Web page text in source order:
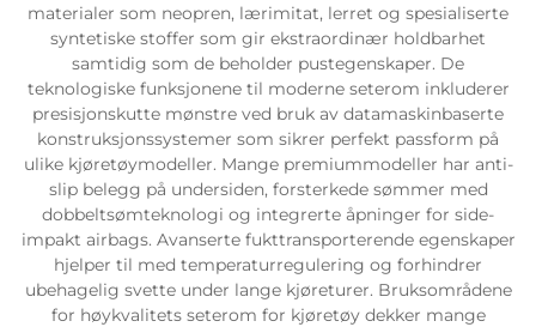
materialer som neopren, lærimitat, lerret og spesialiserte
syntetiske stoffer som gir ekstraordinær holdbarhet
samtidig som de beholder pustegenskaper. De
teknologiske funksjonene til moderne seterom inkluderer
presisjonskutte mønstre ved bruk av datamaskinbaserte
konstruksjonssystemer som sikrer perfekt passform på
ulike kjøretøymodeller. Mange premiummodeller har anti-
slip belegg på undersiden, forsterkede sømmer med
dobbeltsømteknologi og integrerte åpninger for side-
impakt airbags. Avanserte fukttransporterende egenskaper
hjelper til med temperaturregulering og forhindrer
ubehagelig svette under lange kjøreturer. Bruksområdene
for høykvalitets seterom for kjøretøy dekker mange